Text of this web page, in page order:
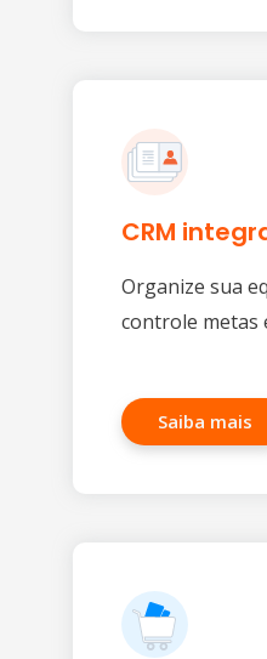
CRM
Organize sua
controle metas
Saiba mais